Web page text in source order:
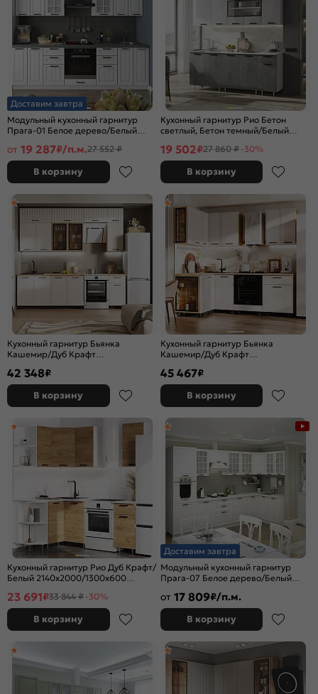
Доставим завтра
Модульный кухонный гарнитур
Прага-01 Белое дерево/Белый
от 19 287₽/п.м.27 552 ₽
В корзину
Кухонный гарнитур Рио Бетон
светлый, Бетон темный/Белый
19 502₽27 860 ₽ -30%
В корзину
Кухонный гарнитур Бьянка
Кашемир/Дуб Крафт
42 348₽
В корзину
Кухонный гарнитур Бьянка
Кашемир/Дуб Крафт
45 467₽
В корзину
Кухонный гарнитур Рио Дуб Крафт/
Белый 2140x2000/1300x600
23 691₽33 844 ₽ -30%
В корзину
Доставим завтра
Модульный кухонный гарнитур
Прага-07 Белое дерево/Белый
от 17 809₽/п.м.
В корзину